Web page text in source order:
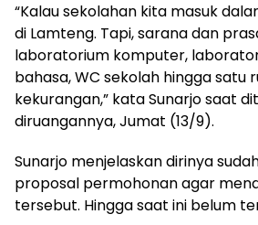
“Kalau sekolahan kita masuk
di Lamteng. Tapi, sarana dan
laboratorium komputer,
bahasa, WC sekolah hingga satu
kekurangan,” kata Sunarjo saat
diruangannya, Jumat (13/9).
Sunarjo menjelaskan dirinya
proposal permohonan agar
tersebut. Hingga saat ini belum